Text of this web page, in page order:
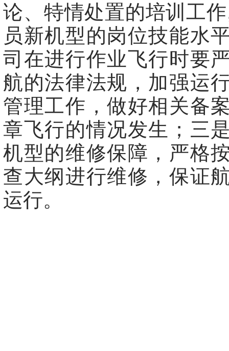
论、特情处置的培训工
员新机型的岗位技能水
司在进行作业飞行时要
航的法律法规，加强运
管理工作，做好相关备
章飞行的情况发生；三
机型的维修保障，严格
查大纲进行维修，保证
运行。